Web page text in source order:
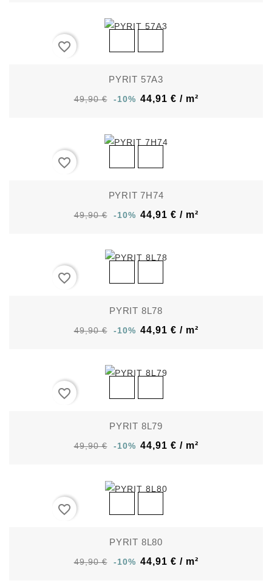
favorite_border
PYRIT 57A3
49,90 € -10% 44,91 € / m²
favorite_border
PYRIT 7H74
49,90 € -10% 44,91 € / m²
favorite_border
PYRIT 8L78
49,90 € -10% 44,91 € / m²
favorite_border
PYRIT 8L79
49,90 € -10% 44,91 € / m²
favorite_border
PYRIT 8L80
49,90 € -10% 44,91 € / m²